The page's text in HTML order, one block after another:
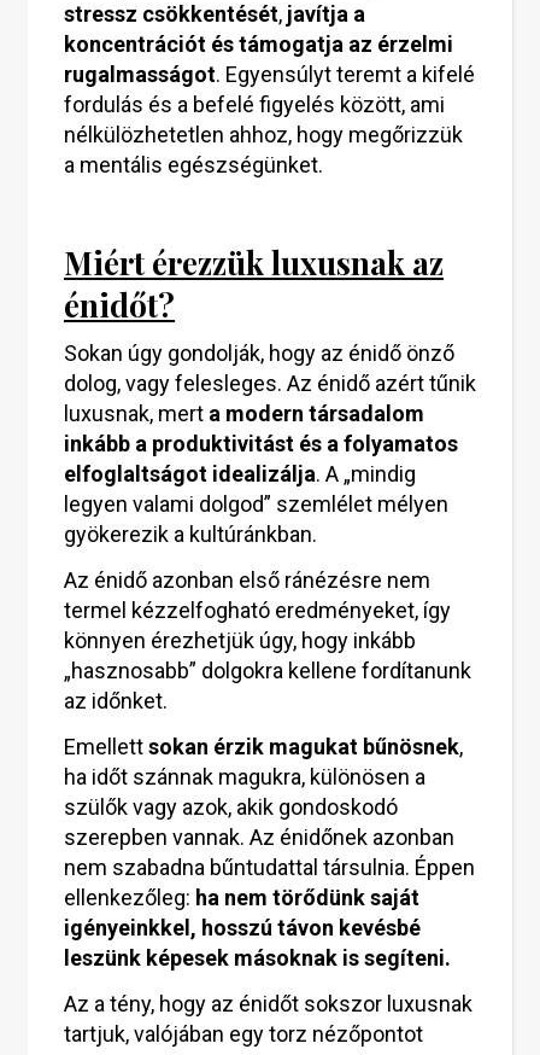
stressz csökkentését, javítja a
koncentrációt és támogatja az érzelmi
rugalmasságot. Egyensúlyt teremt a kifelé
fordulás és a befelé figyelés között, ami
nélkülözhetetlen ahhoz, hogy megőrizzük
a mentális egészségünket.
Miért érezzük luxusnak az
énidőt?
Sokan úgy gondolják, hogy az énidő önző
dolog, vagy felesleges. Az énidő azért tűnik
luxusnak, mert a modern társadalom
inkább a produktivitást és a folyamatos
elfoglaltságot idealizálja. A „mindig
legyen valami dolgod” szemlélet mélyen
gyökerezik a kultúránkban.
Az énidő azonban első ránézésre nem
termel kézzelfogható eredményeket, így
könnyen érezhetjük úgy, hogy inkább
„hasznosabb” dolgokra kellene fordítanunk
az időnket.
Emellettsokan érzik magukat bűnösnek,
ha időt szánnak magukra, különösen a
szülők vagy azok, akik gondoskodó
szerepben vannak. Az énidőnek azonban
nem szabadna bűntudattal társulnia. Éppen
ellenkezőleg: ha nem törődünk saját
igényeinkkel, hosszú távon kevésbé
leszünk képesek másoknak is segíteni.
Az a tény, hogy az énidőt sokszor luxusnak
tartjuk, valójában egy torz nézőpontot